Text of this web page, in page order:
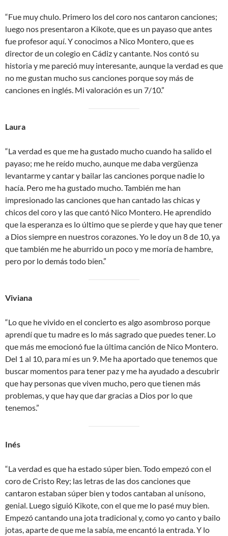
“Fue muy chulo. Primero los del coro nos cantaron canciones;
luego nos presentaron a Kikote, que es un payaso que antes
fue profesor aquí. Y conocimos a Nico Montero, que es
director de un colegio en Cádiz y cantante. Nos contó su
historia y me pareció muy interesante, aunque la verdad es que
no me gustan mucho sus canciones porque soy más de
canciones en inglés. Mi valoración es un 7/10.”
Laura
“La verdad es que me ha gustado mucho cuando ha salido el
payaso; me he reído mucho, aunque me daba vergüenza
levantarme y cantar y bailar las canciones porque nadie lo
hacía. Pero me ha gustado mucho. También me han
impresionado las canciones que han cantado las chicas y
chicos del coro y las que cantó Nico Montero. He aprendido
que la esperanza es lo último que se pierde y que hay que tener
a Dios siempre en nuestros corazones. Yo le doy un 8 de 10, ya
que también me he aburrido un poco y me moría de hambre,
pero por lo demás todo bien.”
Viviana
“Lo que he vivido en el concierto es algo asombroso porque
aprendí que tu madre es lo más sagrado que puedes tener. Lo
que más me emocionó fue la última canción de Nico Montero.
Del 1 al 10, para mí es un 9. Me ha aportado que tenemos que
buscar momentos para tener paz y me ha ayudado a descubrir
que hay personas que viven mucho, pero que tienen más
problemas, y que hay que dar gracias a Dios por lo que
tenemos.”
Inés
“La verdad es que ha estado súper bien. Todo empezó con el
coro de Cristo Rey; las letras de las dos canciones que
cantaron estaban súper bien y todos cantaban al unísono,
genial. Luego siguió Kikote, con el que me lo pasé muy bien.
Empezó cantando una jota tradicional y, como yo canto y bailo
jotas, aparte de que me la sabía, me encantó la entrada. Y lo